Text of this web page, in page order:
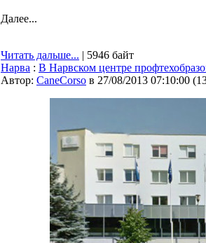
Далее...
Читать дальше... | 5946 байт
Нарва : В Нарвском центре
Автор: CaneCorso в 27/08/2013 07:10:00 (